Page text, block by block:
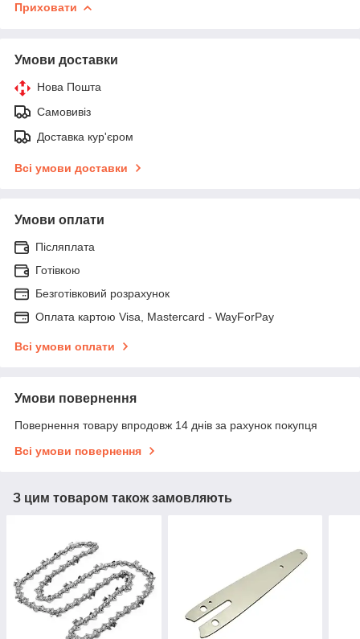
Приховати
Умови доставки
Нова Пошта
Самовивіз
Доставка кур'єром
Всі умови доставки
Умови оплати
Післяплата
Готівкою
Безготівковий розрахунок
Оплата картою Visa, Mastercard - WayForPay
Всі умови оплати
Умови повернення
Повернення товару впродовж 14 днів за рахунок покупця
Всі умови повернення
З цим товаром також замовляють